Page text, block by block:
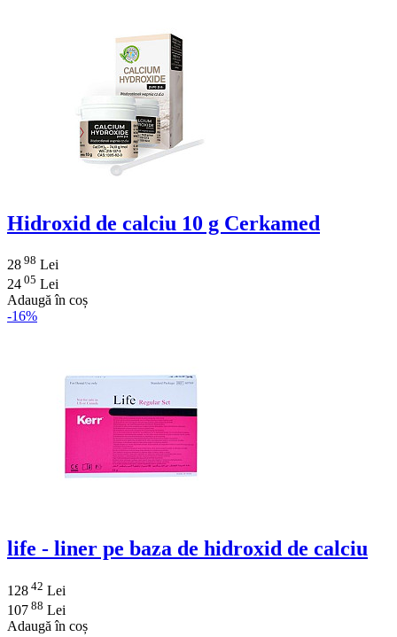
Hidroxid de calciu 10 g Cerkamed
28 98 Lei
24 05 Lei
Adaugă în coș
-16%
life - liner pe baza de hidroxid de calciu
128 42 Lei
107 88 Lei
Adaugă în coș